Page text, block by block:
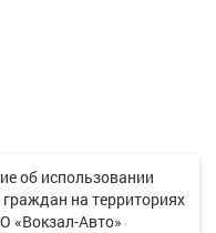
об использовании
на территориях
«Вокзал-Авто»